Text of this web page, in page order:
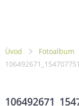
Úvod
Fotoalbum